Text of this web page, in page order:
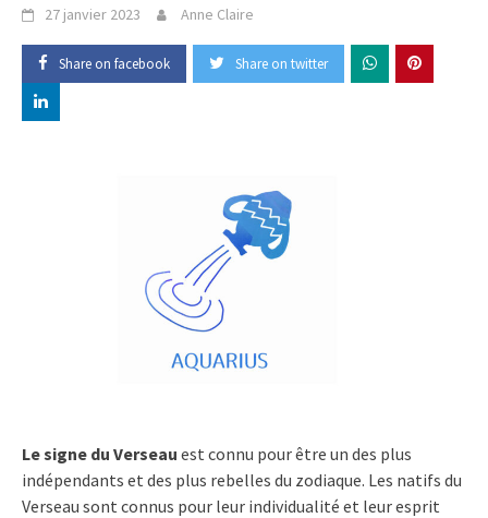
27 janvier 2023 Anne Claire
Share on facebook Share on twitter
Le signe du Verseau est connu pour être un des plus
indépendants et des plus rebelles du zodiaque. Les natifs du
Verseau sont connus pour leur individualité et leur esprit